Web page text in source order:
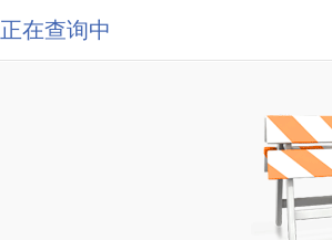
正在查询中